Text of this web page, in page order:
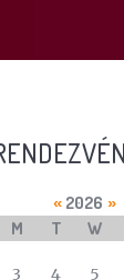
calendar
« 2026 »
M T W
3
4 5